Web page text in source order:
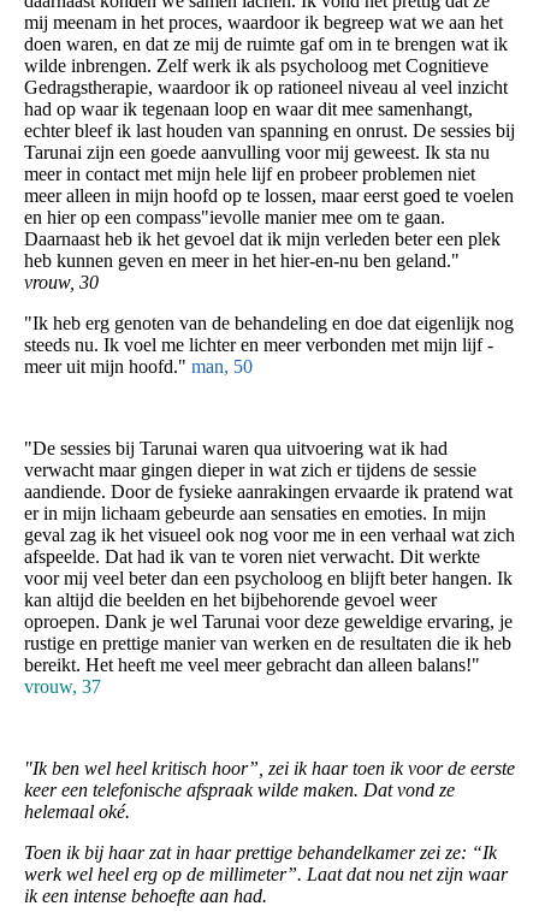
mij meenam in het proces, waardoor ik begreep wat we aan het
doen waren, en dat ze mij de ruimte gaf om in te brengen wat ik
wilde inbrengen. Zelf werk ik als psycholoog met Cognitieve
Gedragstherapie, waardoor ik op rationeel niveau al veel inzicht
had op waar ik tegenaan loop en waar dit mee samenhangt,
echter bleef ik last houden van spanning en onrust. De sessies bij
Tarunai zijn een goede aanvulling voor mij geweest. Ik sta nu
meer in contact met mijn hele lijf en probeer problemen niet
meer alleen in mijn hoofd op te lossen, maar eerst goed te voelen
en hier op een compass"ievolle manier mee om te gaan.
Daarnaast heb ik het gevoel dat ik mijn verleden beter een plek
heb kunnen geven en meer in het hier-en-nu ben geland."
vrouw, 30
"Ik heb erg genoten van de behandeling en doe dat eigenlijk nog
steeds nu. Ik voel me lichter en meer verbonden met mijn lijf -
meer uit mijn hoofd." man, 50
"De sessies bij Tarunai waren qua uitvoering wat ik had
verwacht maar gingen dieper in wat zich er tijdens de sessie
aandiende. Door de fysieke aanrakingen ervaarde ik pratend wat
er in mijn lichaam gebeurde aan sensaties en emoties. In mijn
geval zag ik het visueel ook nog voor me in een verhaal wat zich
afspeelde. Dat had ik van te voren niet verwacht. Dit werkte
voor mij veel beter dan een psycholoog en blijft beter hangen. Ik
kan altijd die beelden en het bijbehorende gevoel weer
oproepen. Dank je wel Tarunai voor deze geweldige ervaring, je
rustige en prettige manier van werken en de resultaten die ik heb
bereikt. Het heeft me veel meer gebracht dan alleen balans!"
vrouw, 37
"Ik ben wel heel kritisch hoor”, zei ik haar toen ik voor de eerste
keer een telefonische afspraak wilde maken. Dat vond ze
helemaal oké.
Toen ik bij haar zat in haar prettige behandelkamer zei ze: “Ik
werk wel heel erg op de millimeter”. Laat dat nou net zijn waar
ik een intense behoefte aan had.